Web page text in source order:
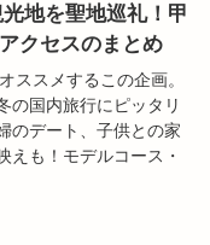
地を聖地巡礼！甲
クセスのまとめ
ススメするこの企画。
の国内旅行にピッタリ
のデート、子供との家
えも！モデルコース・